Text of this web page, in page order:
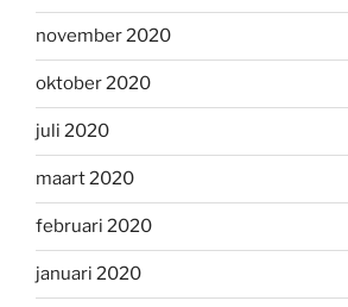
november 2020
oktober 2020
juli 2020
maart 2020
februari 2020
januari 2020